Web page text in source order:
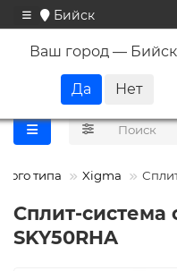
Бийск
Ваш город — Бийск
типа Xigma
Сплит-система
SKY50RHA